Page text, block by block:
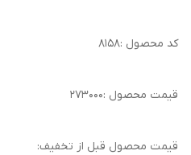
کد محصول :۸۱۵۸
قیمت محصول :۲۷۳۰۰۰
قیمت محصول قبل از تخفیف: